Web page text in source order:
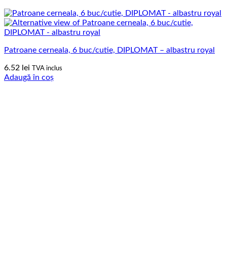
Patroane cerneala, 6 buc/cutie, DIPLOMAT – albastru royal
6.52 lei TVA inclus
Adaugă în coș